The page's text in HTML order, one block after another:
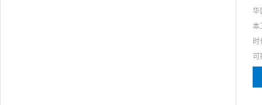
华
本
时